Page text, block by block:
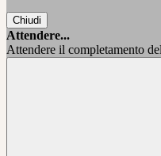
Chiudi
Attendere...
Attendere il completamento